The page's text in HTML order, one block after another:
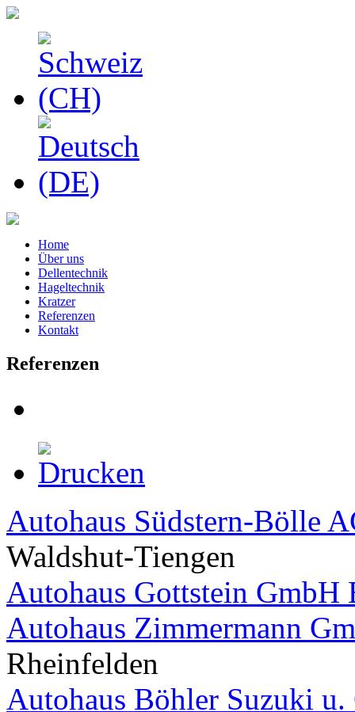
Home
Über uns
Dellentechnik
Hageltechnik
Kratzer
Referenzen
Kontakt
Referenzen
Autohaus Südstern-Bölle
Waldshut-Tiengen
Autohaus Gottstein GmbH
Autohaus Zimmermann
Rheinfelden
Autohaus Böhler Suzuki